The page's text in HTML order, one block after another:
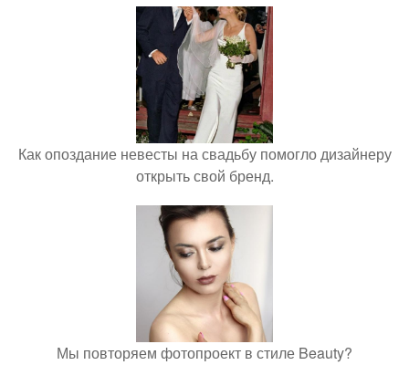
Как опоздание невесты на свадьбу помогло дизайнеру
открыть свой бренд.
Мы повторяем фотопроект в стиле Beauty?